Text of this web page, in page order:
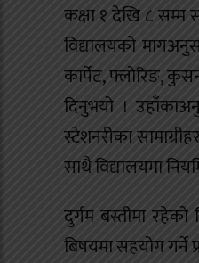
कक्षा १ देखि ८ सम्म
विद्यालयको
कार्पेट, फ्लोरिङ,
दिनुभयो ।
स्टेशनरीका
साथै विद्यालयमा
दुर्गम बस्तीमा
बिषयमा सहयोग गर्ने